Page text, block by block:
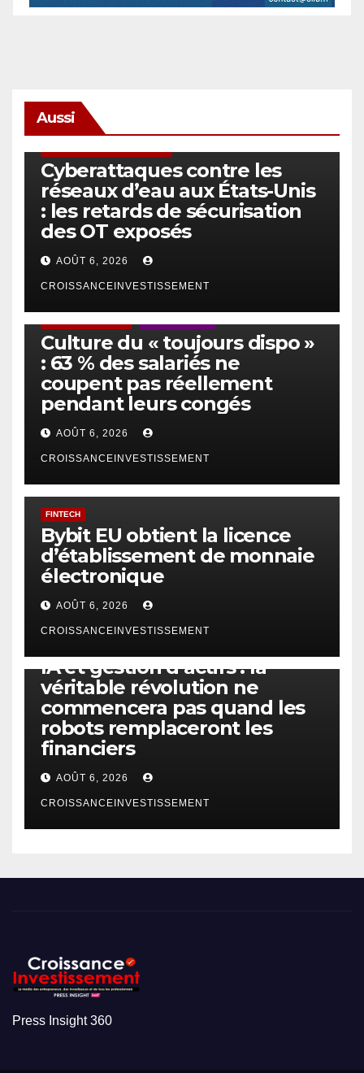
Aussi
Cyberattaques contre les
réseaux d’eau aux États-Unis
: les retards de sécurisation
des OT exposés
AOÛT 6, 2026
CROISSANCEINVESTISSEMENT
Culture du « toujours dispo »
: 63 % des salariés ne
coupent pas réellement
pendant leurs congés
AOÛT 6, 2026
CROISSANCEINVESTISSEMENT
FINTECH
Bybit EU obtient la licence
d’établissement de monnaie
électronique
AOÛT 6, 2026
CROISSANCEINVESTISSEMENT
IA et gestion d’actifs : la
véritable révolution ne
commencera pas quand les
robots remplaceront les
financiers
AOÛT 6, 2026
CROISSANCEINVESTISSEMENT
Press Insight 360